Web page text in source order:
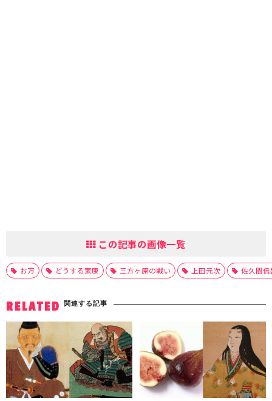
この記事の画像一覧
お万 どうする家康 三方ヶ原の戦い 上田元次 佐久間信
RELATED 関連する記事